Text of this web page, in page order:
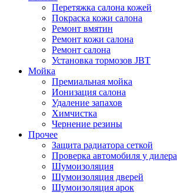
Перетяжка салона кожей
Покраска кожи салона
Ремонт вмятин
Ремонт кожи салона
Ремонт салона
Установка тормозов JBT
Мойка
Премиальная мойка
Ионизация салона
Удаление запахов
Химчистка
Чернение резины
Прочее
Защита радиатора сеткой
Проверка автомобиля у дилера
Шумоизоляция
Шумоизоляция дверей
Шумоизоляция арок